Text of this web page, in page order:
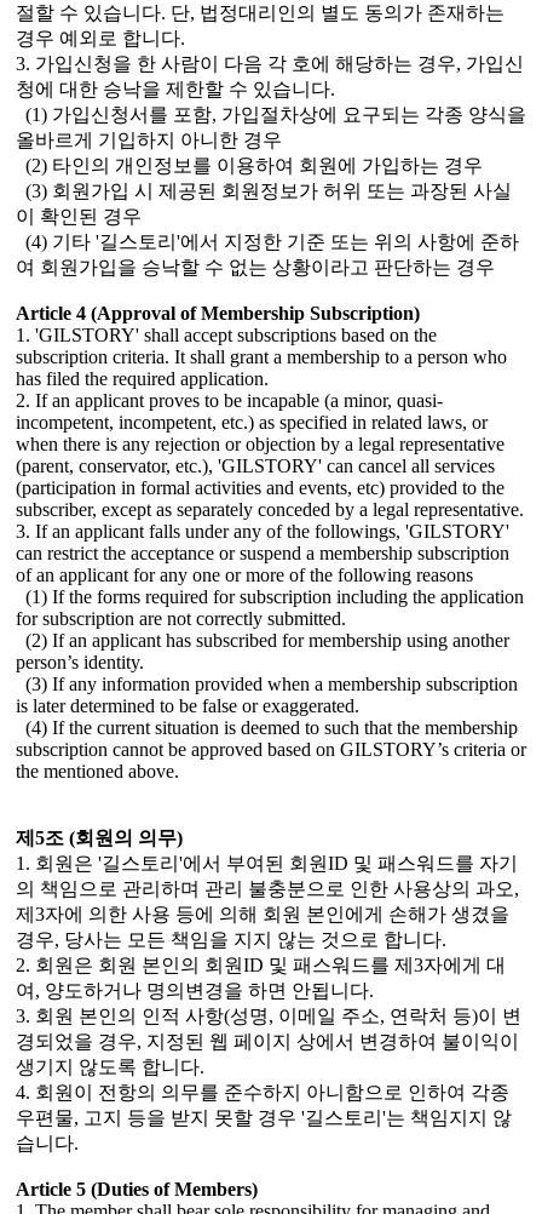
절할 수 있습니다. 단, 법정대리인의 별도 동의가 존재하는
경우 예외로 합니다.
3. 가입신청을 한 사람이 다음 각 호에 해당하는 경우, 가입신
청에 대한 승낙을 제한할 수 있습니다.
(1) 가입신청서를 포함, 가입절차상에 요구되는 각종 양식을
올바르게 기입하지 아니한 경우
(2) 타인의 개인정보를 이용하여 회원에 가입하는 경우
(3) 회원가입 시 제공된 회원정보가 허위 또는 과장된 사실
이 확인된 경우
(4) 기타 '길스토리'에서 지정한 기준 또는 위의 사항에 준하
여 회원가입을 승낙할 수 없는 상황이라고 판단하는 경우
Article 4 (Approval of Membership Subscription)
1. 'GILSTORY' shall accept subscriptions based on the
subscription criteria. It shall grant a membership to a person who
has filed the required application.
2. If an applicant proves to be incapable (a minor, quasi-
incompetent, incompetent, etc.) as specified in related laws, or
when there is any rejection or objection by a legal representative
(parent, conservator, etc.), 'GILSTORY' can cancel all services
(participation in formal activities and events, etc) provided to the
subscriber, except as separately conceded by a legal representative.
3. If an applicant falls under any of the followings, 'GILSTORY'
can restrict the acceptance or suspend a membership subscription
of an applicant for any one or more of the following reasons
(1) If the forms required for subscription including the application
for subscription are not correctly submitted.
(2) If an applicant has subscribed for membership using another
person’s identity.
(3) If any information provided when a membership subscription
is later determined to be false or exaggerated.
(4) If the current situation is deemed to such that the membership
subscription cannot be approved based on GILSTORY’s criteria or
the mentioned above.
제5조 (회원의 의무)
1. 회원은 '길스토리'에서 부여된 회원ID 및 패스워드를 자기
의 책임으로 관리하며 관리 불충분으로 인한 사용상의 과오,
제3자에 의한 사용 등에 의해 회원 본인에게 손해가 생겼을
경우, 당사는 모든 책임을 지지 않는 것으로 합니다.
2. 회원은 회원 본인의 회원ID 및 패스워드를 제3자에게 대
여, 양도하거나 명의변경을 하면 안됩니다.
3. 회원 본인의 인적 사항(성명, 이메일 주소, 연락처 등)이 변
경되었을 경우, 지정된 웹 페이지 상에서 변경하여 불이익이
생기지 않도록 합니다.
4. 회원이 전항의 의무를 준수하지 아니함으로 인하여 각종
우편물, 고지 등을 받지 못할 경우 '길스토리'는 책임지지 않
습니다.
Article 5 (Duties of Members)